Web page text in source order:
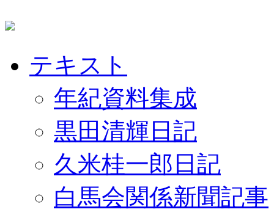
テキスト
年紀資料集成
黒田清輝日記
久米桂一郎日記
白馬会関係新聞記事